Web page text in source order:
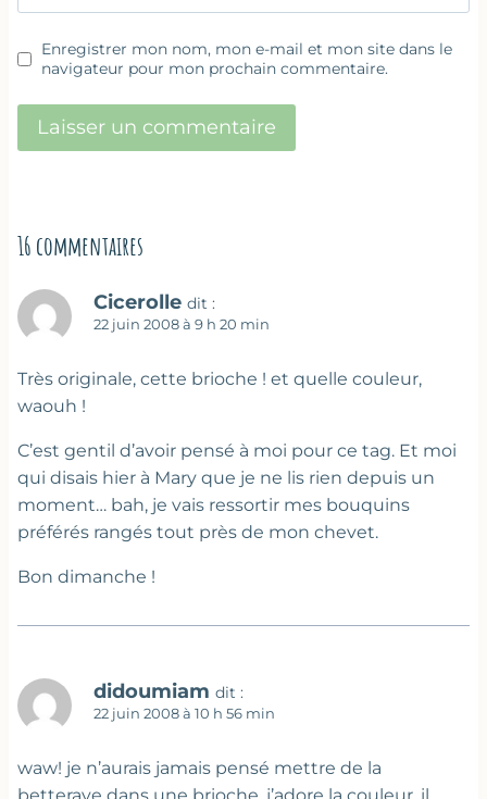
Enregistrer mon nom, mon e-mail et mon site dans le
navigateur pour mon prochain commentaire.
16 commentaires
Cicerolle dit :
22 juin 2008 à 9 h 20 min
Très originale, cette brioche ! et quelle couleur,
waouh !
C’est gentil d’avoir pensé à moi pour ce tag. Et moi
qui disais hier à Mary que je ne lis rien depuis un
moment… bah, je vais ressortir mes bouquins
préférés rangés tout près de mon chevet.
Bon dimanche !
didoumiam dit :
22 juin 2008 à 10 h 56 min
waw! je n’aurais jamais pensé mettre de la